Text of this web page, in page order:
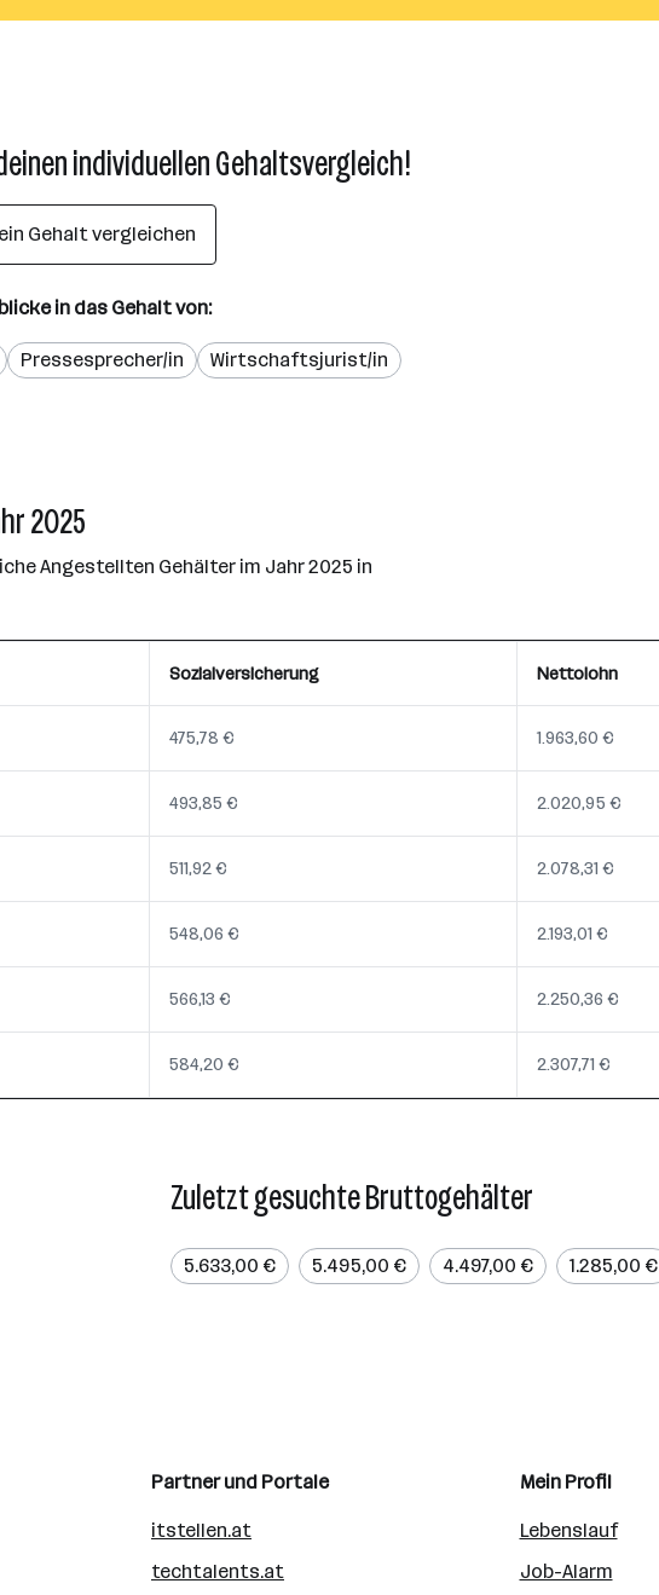
individuellen Gehaltsvergleich!
Gehalt vergleichen
in das Gehalt von:
Pressesprecher/in Wirtschaftsjurist/in
2025
Angestellten Gehälter im Jahr 2025 in
Sozialversicherung Nettolohn
475,78 € 1.963,60 €
493,85 € 2.020,95 €
511,92 € 2.078,31 €
548,06 € 2.193,01 €
566,13 € 2.250,36 €
584,20 € 2.307,71 €
Zuletzt gesuchte Bruttogehälter
5.633,00 € 5.495,00 € 4.497,00 € 1.285,00 €
Partner und Portale
itstellen.at
techtalents.at
Mein Profil
Lebenslauf
Job-Alarm